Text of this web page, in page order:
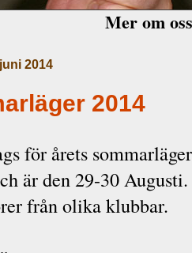
Mer om
2014
2014
för årets
är den 29-30
från olika klubbar.